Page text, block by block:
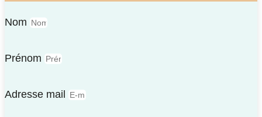
Nom
Prénom
Adresse mail